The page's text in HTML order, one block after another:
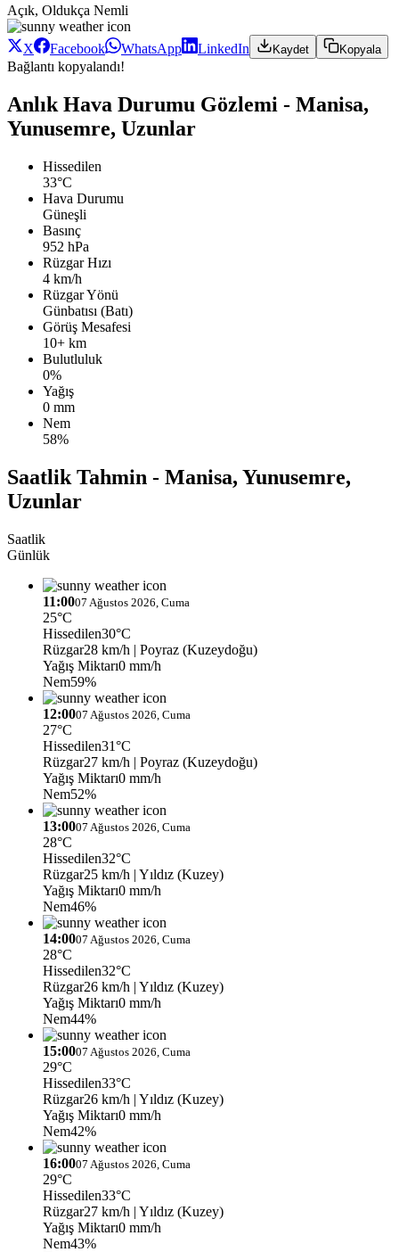
Açık, Oldukça Nemli
X Facebook WhatsApp LinkedIn Kaydet Kopyala
Bağlantı kopyalandı!
Anlık Hava Durumu Gözlemi - Manisa,
Yunusemre, Uzunlar
Hissedilen
33°C
Hava Durumu
Güneşli
Basınç
952 hPa
Rüzgar Hızı
4 km/h
Rüzgar Yönü
Günbatısı (Batı)
Görüş Mesafesi
10+ km
Bulutluluk
0%
Yağış
0 mm
Nem
58%
Saatlik Tahmin - Manisa, Yunusemre,
Uzunlar
Saatlik
Günlük
11:0007 Ağustos 2026, Cuma
25°C
Hissedilen30°C
Rüzgar28 km/h | Poyraz (Kuzeydoğu)
Yağış Miktarı0 mm/h
Nem59%
12:0007 Ağustos 2026, Cuma
27°C
Hissedilen31°C
Rüzgar27 km/h | Poyraz (Kuzeydoğu)
Yağış Miktarı0 mm/h
Nem52%
13:0007 Ağustos 2026, Cuma
28°C
Hissedilen32°C
Rüzgar25 km/h | Yıldız (Kuzey)
Yağış Miktarı0 mm/h
Nem46%
14:0007 Ağustos 2026, Cuma
28°C
Hissedilen32°C
Rüzgar26 km/h | Yıldız (Kuzey)
Yağış Miktarı0 mm/h
Nem44%
15:0007 Ağustos 2026, Cuma
29°C
Hissedilen33°C
Rüzgar26 km/h | Yıldız (Kuzey)
Yağış Miktarı0 mm/h
Nem42%
16:0007 Ağustos 2026, Cuma
29°C
Hissedilen33°C
Rüzgar27 km/h | Yıldız (Kuzey)
Yağış Miktarı0 mm/h
Nem43%